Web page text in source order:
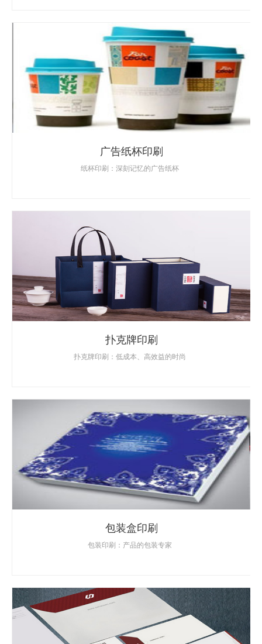
广告纸杯印刷
纸杯印刷：深刻记忆的广告纸杯
扑克牌印刷
扑克牌印刷：低成本、高效益的时尚
包装盒印刷
包装印刷：产品的包装专家